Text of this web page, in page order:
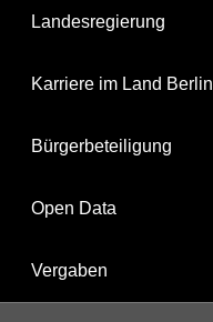
Landesregierung
Karriere im Land Berlin
Bürgerbeteiligung
Open Data
Vergaben